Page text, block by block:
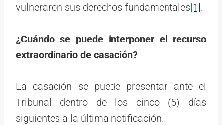
vulneraron sus derechos fundamentales[1].
¿Cuándo se puede interponer el recurso
extraordinario de casación?
La casación se puede presentar ante el
Tribunal dentro de los cinco (5) días
siguientes a la última notificación.